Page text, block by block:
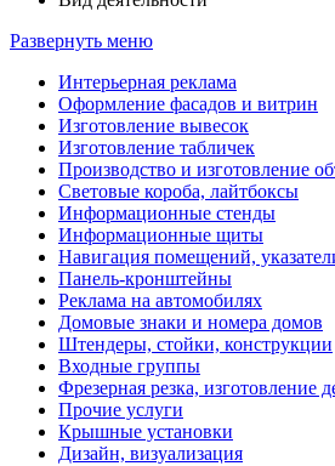
Развернуть меню
Интерьерная реклама
Оформление фасадов и витрин
Изготовление вывесок
Изготовление табличек
Производство и изготовление
Световые короба, лайтбоксы
Информационные стенды
Информационные щиты
Навигация помещений,
Панель-кронштейны
Реклама на автомобилях
Домовые знаки и номера домов
Штендеры, стойки, конструкции
Входные группы
Фрезерная резка, изготовление
Прочие услуги
Крышные установки
Дизайн, визуализация